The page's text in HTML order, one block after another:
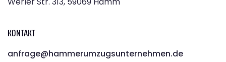
KONTAKT
anfrage@hammerumzugsunternehmen.de